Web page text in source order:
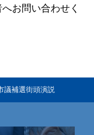
お問い合わせく
補選街頭演説